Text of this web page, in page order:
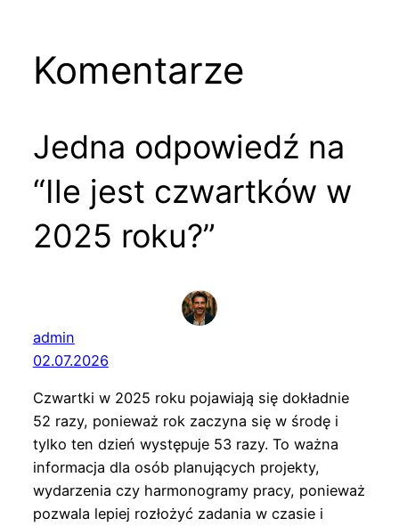
Komentarze
Jedna odpowiedź na
“Ile jest czwartków w
2025 roku?”
admin
02.07.2026
Czwartki w 2025 roku pojawiają się dokładnie
52 razy, ponieważ rok zaczyna się w środę i
tylko ten dzień występuje 53 razy. To ważna
informacja dla osób planujących projekty,
wydarzenia czy harmonogramy pracy, ponieważ
pozwala lepiej rozłożyć zadania w czasie i